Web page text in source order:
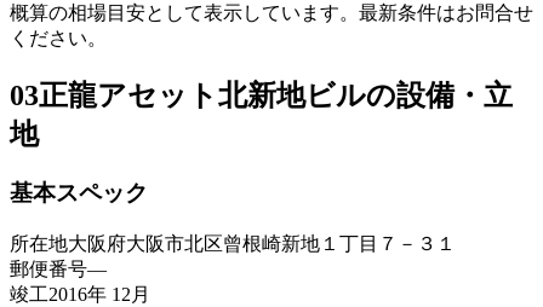
概算の相場目安として表示しています。最新条件はお問合せ
ください。
03正龍アセット北新地ビルの設備・立
地
基本スペック
所在地大阪府大阪市北区曾根崎新地１丁目７－３１
郵便番号—
竣工2016年 12月